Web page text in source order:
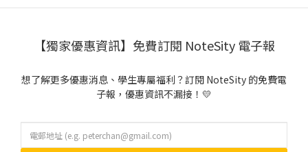
【獨家優惠資訊】免費訂閱 NoteSity 電子報
想了解更多優惠消息、學生專屬福利？訂閱 NoteSity 的免費電
子報，優惠資訊不漏接！💛